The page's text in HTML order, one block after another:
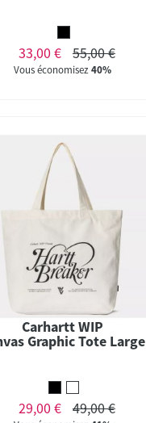
33,00 € 55,00 €
Vous économisez40%
Carhartt WIP
Graphic Tote Large
29,00 € 49,00 €